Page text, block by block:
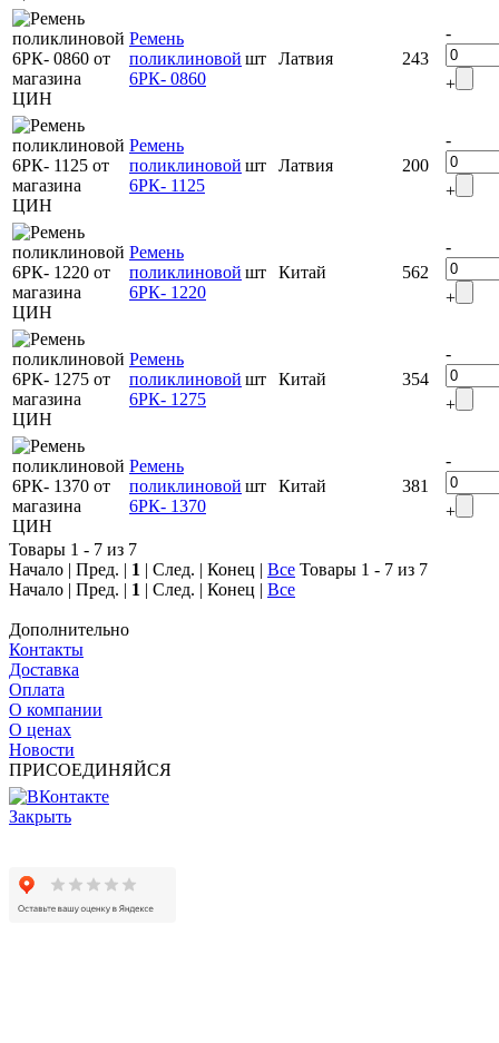
Ремень
поликлиновой
6РК- 0860
шт Латвия 243
-
+
Ремень
поликлиновой
6РК- 1125
шт Латвия 200
-
+
Ремень
поликлиновой
6РК- 1220
шт Китай 562
-
+
Ремень
поликлиновой
6РК- 1275
шт Китай 354
-
+
Ремень
поликлиновой
6РК- 1370
шт Китай 381
-
+
Товары 1 - 7 из 7
Начало | Пред. | 1 | След. | Конец | Все Товары 1 - 7 из 7
Начало | Пред. | 1 | След. | Конец | Все
Дополнительно
Контакты
Доставка
Оплата
О компании
О ценах
Новости
ПРИСОЕДИНЯЙСЯ
Закрыть